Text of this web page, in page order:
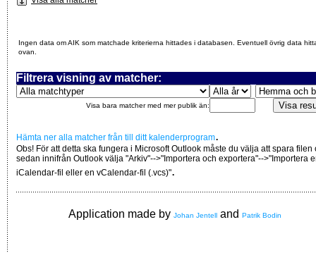
Ingen data om AIK som matchade kriterierna hittades i databasen. Eventuell övrig data
ovan.
Filtrera visning av matcher:
Visa bara matcher med mer publik än:
Hämta ner alla matcher från till ditt kalenderprogram.
Obs! För att detta ska fungera i Microsoft Outlook måste du välja att spara filen
sedan innifrån Outlook välja "Arkiv"-->"Importera och exportera"-->"Importera
iCalendar-fil eller en vCalendar-fil (.vcs)".
Application made by Johan Jentell and Patrik Bodin